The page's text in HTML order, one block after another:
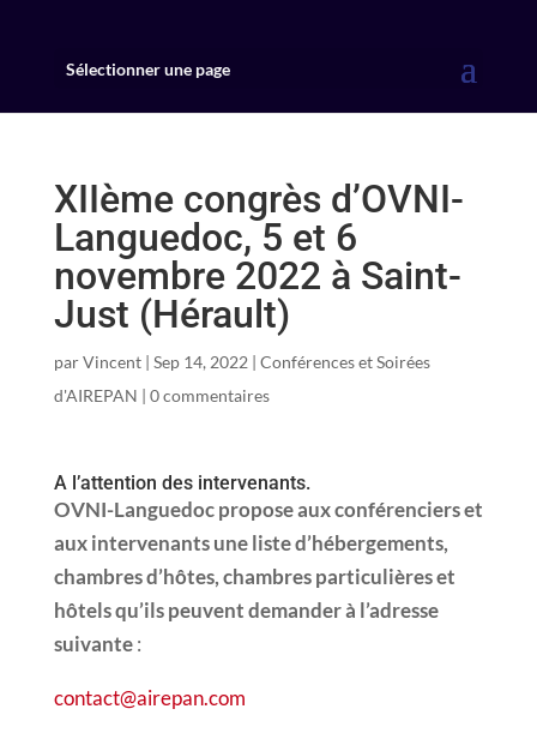
Sélectionner une page
XIIème congrès d’OVNI-
Languedoc, 5 et 6
novembre 2022 à Saint-
Just (Hérault)
parVincent| Sep 14, 2022 | Conférences et Soirées
d'AIREPAN | 0 commentaires
A l’attention des intervenants.
OVNI-Languedoc propose aux conférenciers et
aux intervenants une liste d’hébergements,
chambres d’hôtes, chambres particulières et
hôtels qu’ils peuvent demander à l’adresse
suivante:
contact@airepan.com